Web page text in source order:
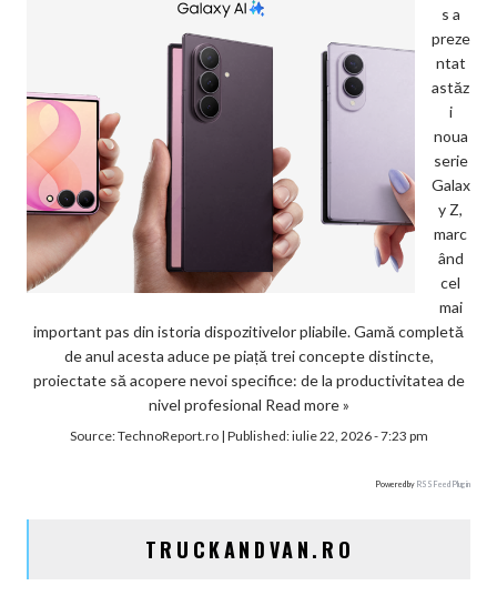
s a
preze
ntat
astăz
i
noua
serie
Galax
y Z,
marc
ând
cel
mai
important pas din istoria dispozitivelor pliabile. Gamă completă
de anul acesta aduce pe piață trei concepte distincte,
proiectate să acopere nevoi specifice: de la productivitatea de
nivel profesional Read more »
Source:TechnoReport.ro| Published:iulie 22, 2026 - 7:23 pm
Powered by RSS Feed Plugin
TRUCKANDVAN.RO